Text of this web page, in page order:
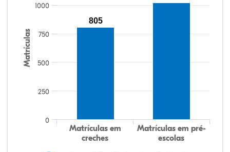
Matrículas
Matrículas em
creches
Matrículas em pré-
escolas
0
250
500
750
1000
805